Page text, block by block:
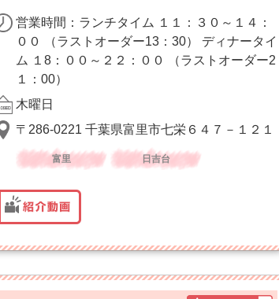
営業時間：ランチタイム １１：３０～１４：
００ （ラストオーダー13：30） ディナータイ
ム １8：００～２２：００ （ラストオーダー2
１：00）
木曜日
〒286-0221 千葉県富里市七栄６４７－１２１
富里 日吉台